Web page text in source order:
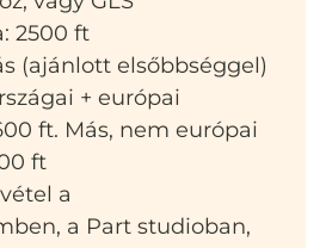
2500 ft
(ajánlott elsőbbséggel)
+ európai
ft. Más, nem európai
ft
a
a Part studioban,